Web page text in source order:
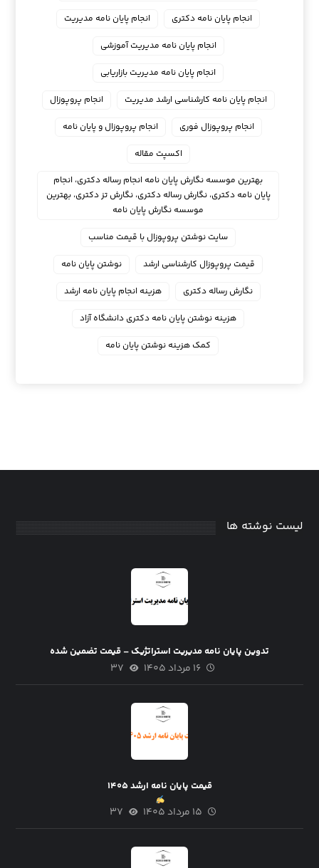
انجام پایان نامه دکتری
انجام پایان نامه مدیریت
انجام پایان نامه مدیریت آموزشی
انجام پایان نامه مدیریت بازاریابی
انجام پایان نامه کارشناسی ارشد مدیریت
انجام پروپوزال
انجام پروپوزال فوری
انجام پروپوزال و پایان نامه
اکسپت مقاله
بهترین موسسه نگارش پایان نامه انجام رساله دکتری، انجام
پایان نامه دکتری، نگارش رساله دکتری، نگارش تز دکتری، بهترین
موسسه نگارش پایان نامه
سایت نوشتن پروپوزال با قیمت مناسب
قیمت پروپوزال کارشناسی ارشد
نوشتن پایان نامه
نگارش رساله دکتری
هزینه انجام پایان نامه ارشد
هزینه نوشتن پایان نامه دکتری دانشگاه آزاد
کمک هزینه نوشتن پایان نامه
لیست نوشته ها
تدوین پایان نامه مدیریت استراتژیک – قیمت تضمین شده
۱۶ مرداد ۱۴۰۵ ۳۷
قیمت پایان نامه ارشد ۱۴۰۵
۱۵ مرداد ۱۴۰۵ ۳۷